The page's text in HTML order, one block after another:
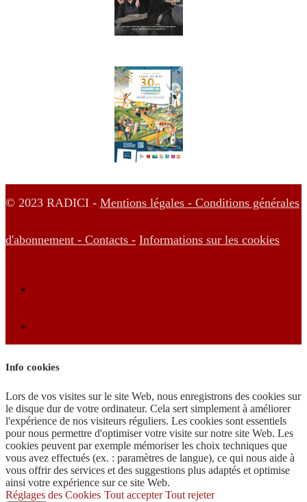
© 2023 RADICI - Mentions légales - Conditions générales
d'abonnement - Contacts - Informations sur les cookies
Info cookies
Lors de vos visites sur le site Web, nous enregistrons des cookies sur
le disque dur de votre ordinateur. Cela sert simplement à améliorer
l'expérience de nos visiteurs réguliers. Les cookies sont essentiels
pour nous permettre d'optimiser votre visite sur notre site Web. Les
cookies peuvent par exemple mémoriser les choix techniques que
vous avez effectués (ex. : paramètres de langue), ce qui nous aide à
vous offrir des services et des suggestions plus adaptés et optimise
ainsi votre expérience sur ce site Web.
Réglages des Cookies Tout accepter Tout rejeter